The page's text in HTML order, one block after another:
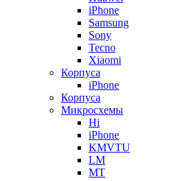
iPhone
Samsung
Sony
Tecno
Xiaomi
Корпуса
iPhone
Корпуса
Микросхемы
Hi
iPhone
KMVTU
LM
MT